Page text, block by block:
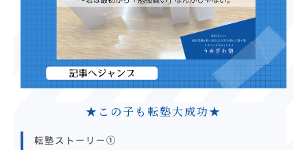
★この子も転塾大成功★
転塾ストーリー①